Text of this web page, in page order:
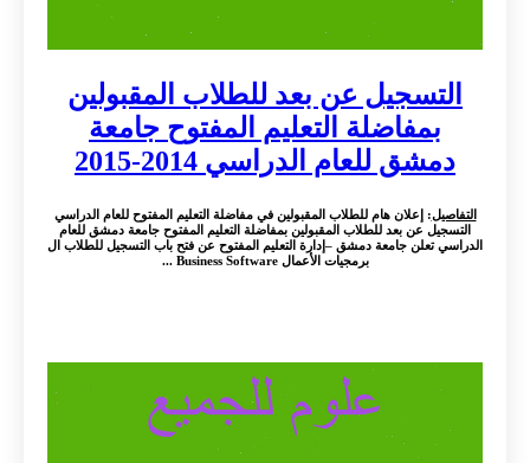
التسجيل عن بعد للطلاب المقبولين
بمفاضلة التعليم المفتوح جامعة
دمشق للعام الدراسي 2014-2015
التفاصيل: إعلان هام للطلاب المقبولين في مفاضلة التعليم المفتوح للعام الدراسي
التسجيل عن بعد للطلاب المقبولين بمفاضلة التعليم المفتوح جامعة دمشق للعام
الدراسي تعلن جامعة دمشق –إدارة التعليم المفتوح عن فتح باب التسجيل للطلاب ال
برمجيات الأعمال Business Software ...